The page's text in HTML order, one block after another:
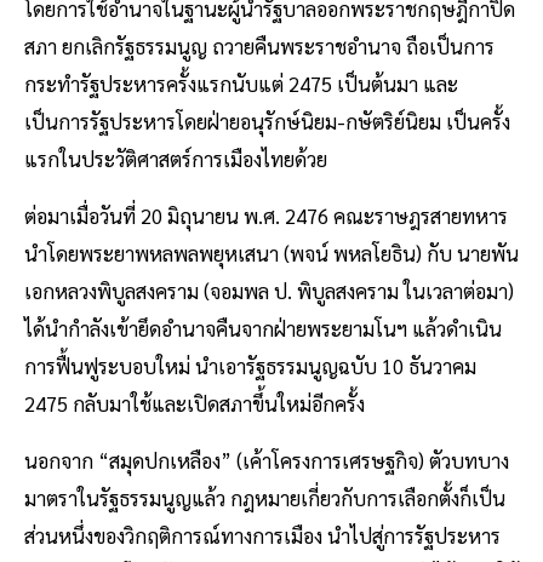
โดยการใช้อำนาจในฐานะผู้นำรัฐบาลออกพระราชกฤษฎีกาปิด
สภา ยกเลิกรัฐธรรมนูญ ถวายคืนพระราชอำนาจ ถือเป็นการ
กระทำรัฐประหารครั้งแรกนับแต่ 2475 เป็นต้นมา และ
เป็นการรัฐประหารโดยฝ่ายอนุรักษ์นิยม-กษัตริย์นิยม เป็นครั้ง
แรกในประวัติศาสตร์การเมืองไทยด้วย
ต่อมาเมื่อวันที่ 20 มิถุนายน พ.ศ. 2476 คณะราษฎรสายทหาร
นำโดยพระยาพหลพลพยุหเสนา (พจน์ พหลโยธิน) กับ นายพัน
เอกหลวงพิบูลสงคราม (จอมพล ป. พิบูลสงคราม ในเวลาต่อมา)
ได้นำกำลังเข้ายึดอำนาจคืนจากฝ่ายพระยามโนฯ แล้วดำเนิน
การฟื้นฟูระบอบใหม่ นำเอารัฐธรรมนูญฉบับ 10 ธันวาคม
2475 กลับมาใช้และเปิดสภาขึ้นใหม่อีกครั้ง
นอกจาก “สมุดปกเหลือง” (เค้าโครงการเศรษฐกิจ) ตัวบทบาง
มาตราในรัฐธรรมนูญแล้ว กฎหมายเกี่ยวกับการเลือกตั้งก็เป็น
ส่วนหนึ่งของวิกฤติการณ์ทางการเมือง นำไปสู่การรัฐประหาร